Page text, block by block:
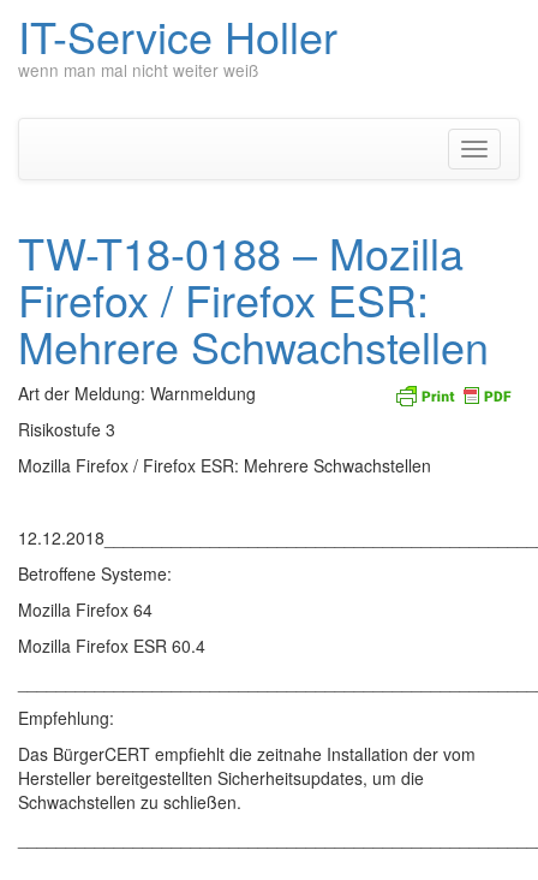
IT-Service Holler
wenn man mal nicht weiter weiß
TW-T18-0188 – Mozilla
Firefox / Firefox ESR:
Mehrere Schwachstellen
Art der Meldung: Warnmeldung
Risikostufe 3
Mozilla Firefox / Firefox ESR: Mehrere Schwachstellen
Betroffene Systeme:
Mozilla Firefox 64
Mozilla Firefox ESR 60.4
Empfehlung:
Das BürgerCERT empfiehlt die zeitnahe Installation der vom
Hersteller bereitgestellten Sicherheitsupdates, um die
Schwachstellen zu schließen.